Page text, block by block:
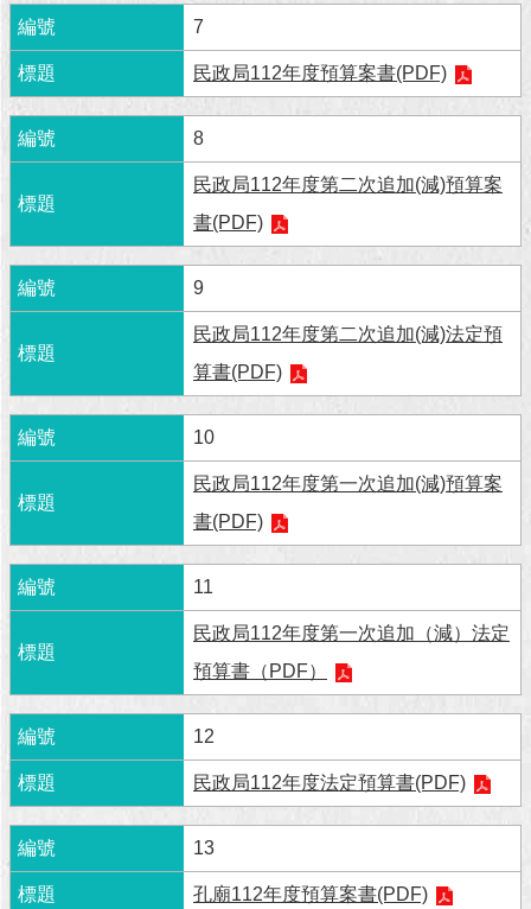
動
主
題
館
回
網
導
English
見
答
即
時
新
聞
澄
清
雙
詞
彙
7
民政局112年度預算案書(PDF)
8
民政局112年度第二次追加(減)預算案
書(PDF)
9
民政局112年度第二次追加(減)法定預
算書(PDF)
10
民政局112年度第一次追加(減)預算案
書(PDF)
11
民政局112年度第一次追加（減）法定
預算書（PDF）
12
民政局112年度法定預算書(PDF)
13
孔廟112年度預算案書(PDF)